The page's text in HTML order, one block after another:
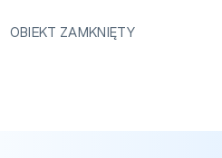
OBIEKT ZAMKNIĘTY